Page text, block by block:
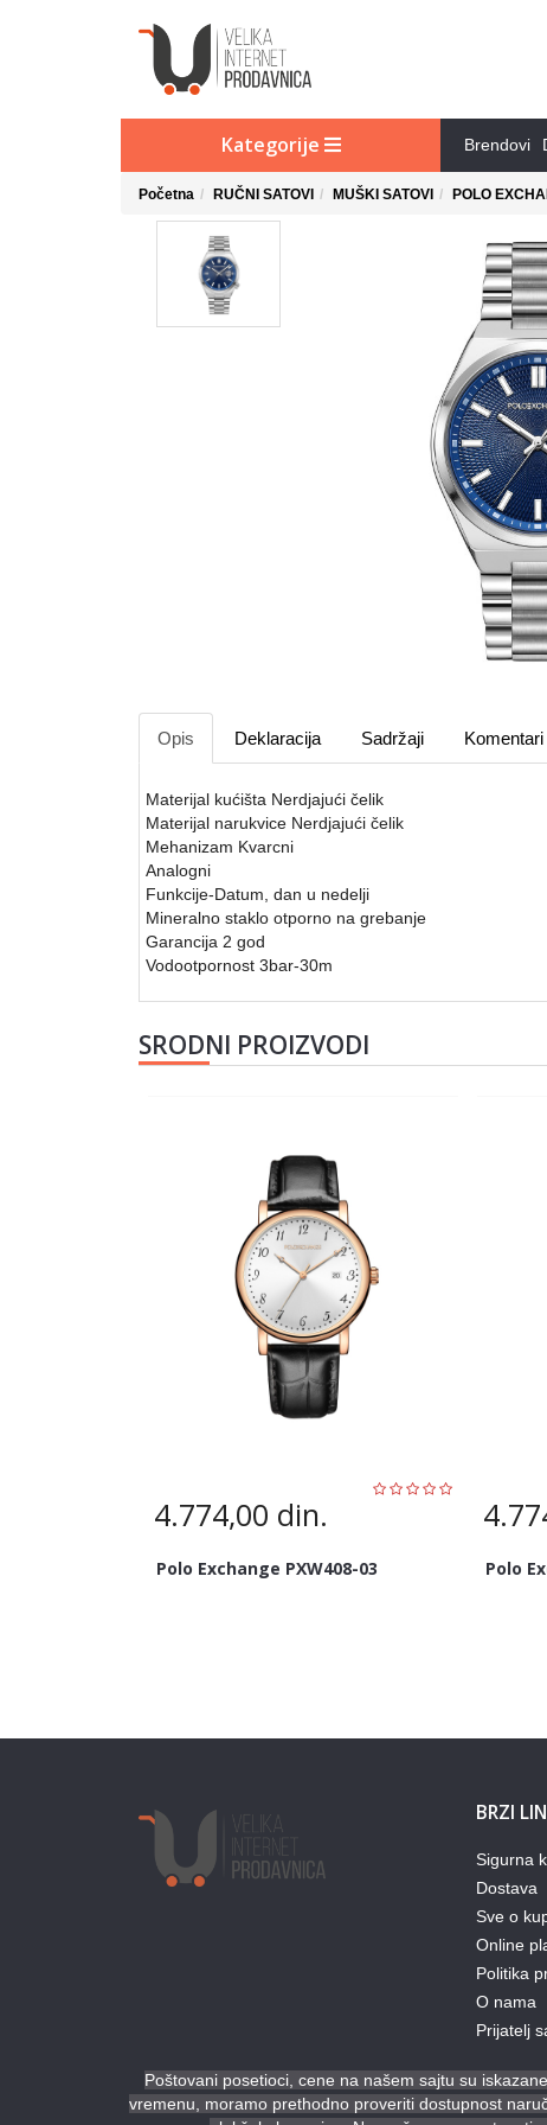
Kategorije Brendovi
Početna RUČNI SATOVI MUŠKI SATOVI POLO
Opis Deklaracija Sadržaji Komentari
Materijal kućišta Nerdjajući čelik
Materijal narukvice Nerdjajući čelik
Mehanizam Kvarcni
Analogni
Funkcije-Datum, dan u nedelji
Mineralno staklo otporno na grebanje
Garancija 2 god
Vodootpornost 3bar-30m
SRODNI PROIZVODI
4.774,00 din.
Polo Exchange PXW408-03 Polo
BRZI
Sigurna
Dostava
Sve o
Online
Politika
O nama
Prijatelj
Poštovani posetioci, cene na našem sajtu su
vremenu, moramo prethodno proveriti dostupnost